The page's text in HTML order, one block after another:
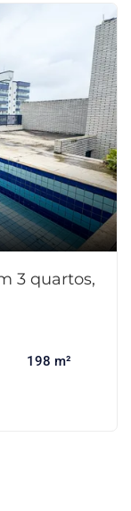
3 quartos,
198 m²